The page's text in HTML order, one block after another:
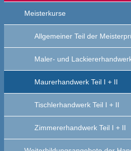
Meisterkurse
Allgemeiner Teil der
Maler- und
Maurerhandwerk Teil I + II
Tischlerhandwerk Teil I + II
Zimmererhandwerk Teil I + II